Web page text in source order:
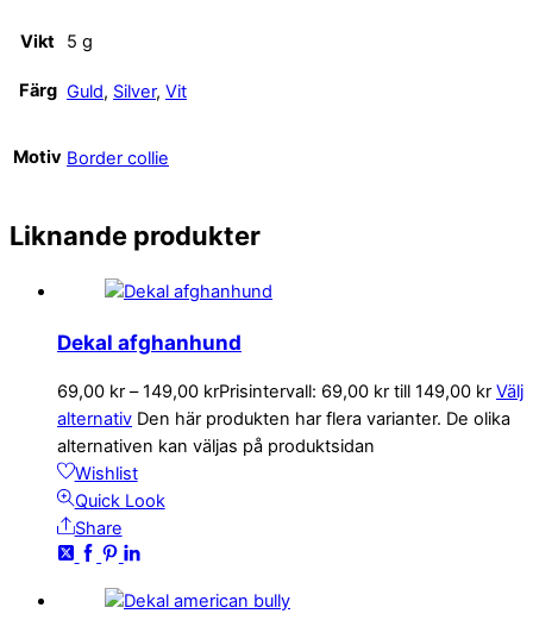
Vikt 5 g
Färg Guld, Silver, Vit
Motiv Border collie
Liknande produkter
Dekal afghanhund
69,00 kr – 149,00 krPrisintervall: 69,00 kr till 149,00 kr Välj
alternativ Den här produkten har flera varianter. De olika
alternativen kan väljas på produktsidan
Wishlist
Quick Look
Share